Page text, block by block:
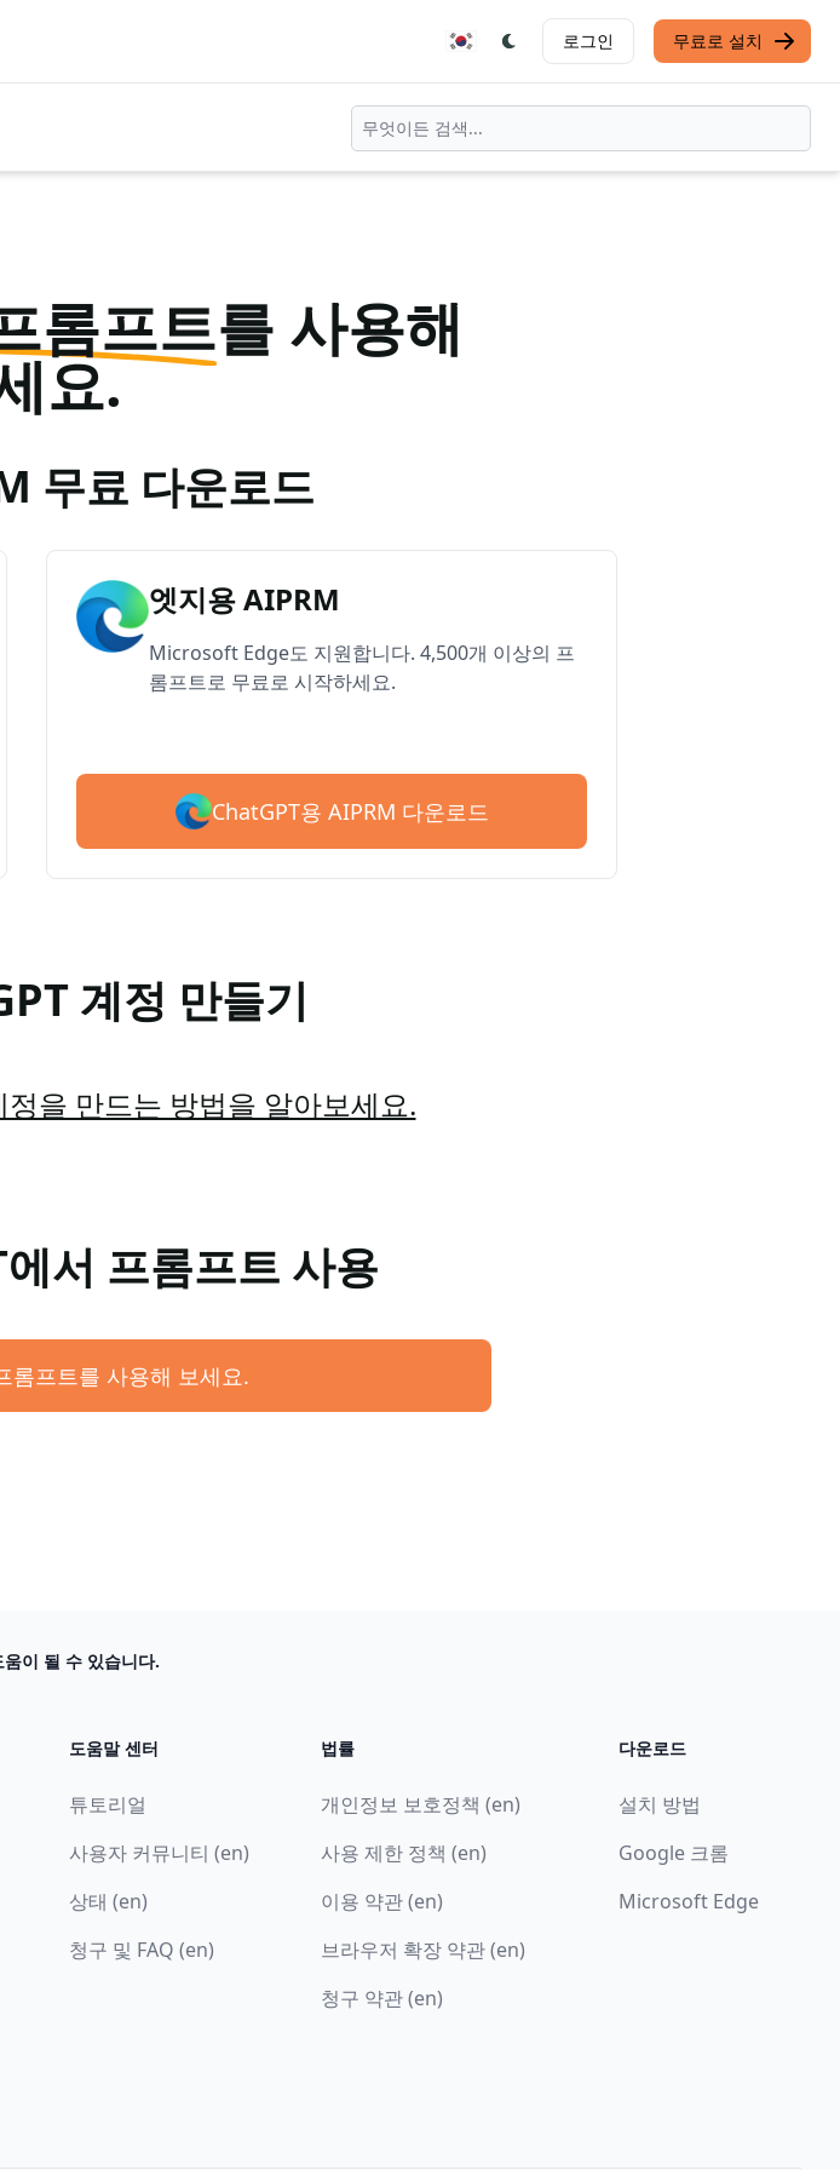
로그인 무료로 설치
롬프트를 사용해
요.
무료 다운로드
엣지용 AIPRM
Microsoft Edge도 지원합니다. 4,500개 이상의 프
롬프트로 무료로 시작하세요.
ChatGPT용 AIPRM 다운로드
계정 만들기
을 만드는 방법을 알아보세요.
서 프롬프트 사용
롬프트를 사용해 보세요.
이 될 수 있습니다.
도움말 센터
튜토리얼
사용자 커뮤니티 (en)
상태 (en)
청구 및 FAQ (en)
법률
개인정보 보호정책 (en)
사용 제한 정책 (en)
이용 약관 (en)
브라우저 확장 약관 (en)
청구 약관 (en)
다운로드
설치 방법
Google 크롬
Microsoft Edge